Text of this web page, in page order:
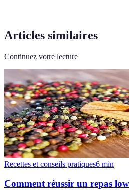
Articles similaires
Continuez votre lecture
Recettes et conseils pratiques6 min
Comment réussir un repas